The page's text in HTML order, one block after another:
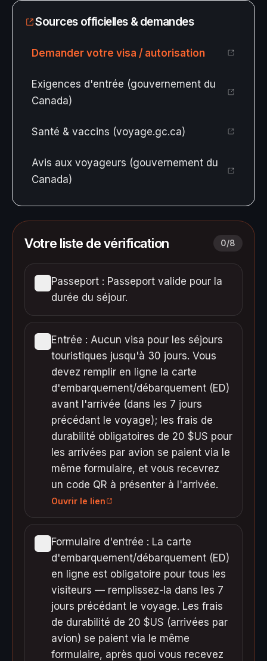
Sources officielles & demandes
Demander votre visa / autorisation
Exigences d'entrée (gouvernement du
Canada)
Santé & vaccins (voyage.gc.ca)
Avis aux voyageurs (gouvernement du
Canada)
Votre liste de vérification 0/8
Passeport : Passeport valide pour la
durée du séjour.
Entrée : Aucun visa pour les séjours
touristiques jusqu'à 30 jours. Vous
devez remplir en ligne la carte
d'embarquement/débarquement (ED)
avant l'arrivée (dans les 7 jours
précédant le voyage); les frais de
durabilité obligatoires de 20 $US pour
les arrivées par avion se paient via le
même formulaire, et vous recevrez
un code QR à présenter à l'arrivée.
Ouvrir le lien
Formulaire d'entrée : La carte
d'embarquement/débarquement (ED)
en ligne est obligatoire pour tous les
visiteurs — remplissez-la dans les 7
jours précédant le voyage. Les frais
de durabilité de 20 $US (arrivées par
avion) se paient via le même
formulaire, après quoi vous recevez